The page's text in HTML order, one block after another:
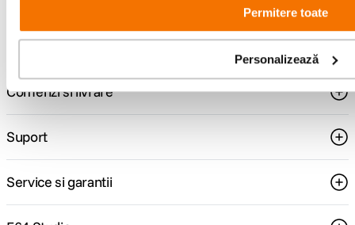
Permitere toate
Personalizează
499lei
Comenzi si livrare
Suport
Service si garantii